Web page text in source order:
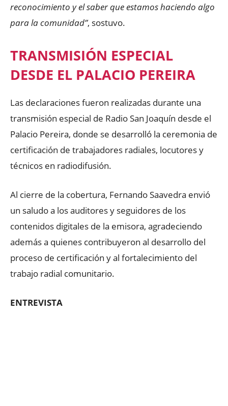
reconocimiento y el saber que estamos haciendo algo
para la comunidad”, sostuvo.
TRANSMISIÓN ESPECIAL
DESDE EL PALACIO PEREIRA
Las declaraciones fueron realizadas durante una
transmisión especial de Radio San Joaquín desde el
Palacio Pereira, donde se desarrolló la ceremonia de
certificación de trabajadores radiales, locutores y
técnicos en radiodifusión.
Al cierre de la cobertura, Fernando Saavedra envió
un saludo a los auditores y seguidores de los
contenidos digitales de la emisora, agradeciendo
además a quienes contribuyeron al desarrollo del
proceso de certificación y al fortalecimiento del
trabajo radial comunitario.
ENTREVISTA